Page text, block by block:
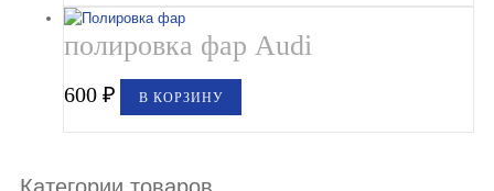
полировка фар Audi
600₽ В КОРЗИНУ